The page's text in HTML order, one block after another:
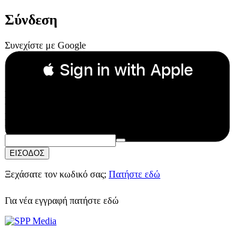
Σύνδεση
Συνεχίστε με Google
 Sign in with Apple
Συνεχίστε με Apple
ή
Email:
Κωδικός Πρόσβασης:
ΕΙΣΟΔΟΣ
Ξεχάσατε τον κωδικό σας; Πατήστε εδώ
Για νέα εγγραφή πατήστε εδώ